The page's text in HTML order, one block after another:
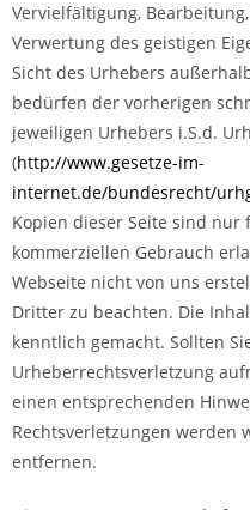
Vervielfältigung,
Verwertung des geistigen
Sicht des Urhebers
bedürfen der vorherigen
jeweiligen Urhebers i.S.d.
(http://www.gesetze-im-
internet.de/bundesrecht/
Kopien dieser Seite sind
kommerziellen Gebrauch
Webseite nicht von uns
Dritter zu beachten. Die
kenntlich gemacht. Sollten
Urheberrechtsverletzung
einen entsprechenden
Rechtsverletzungen werden
entfernen.